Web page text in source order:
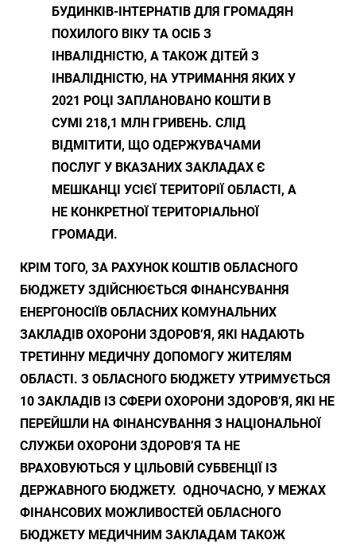
БУДИНКІВ-ІНТЕРНАТІВ ДЛЯ ГРОМАДЯН
ПОХИЛОГО ВІКУ ТА ОСІБ З
ІНВАЛІДНІСТЮ, А ТАКОЖ ДІТЕЙ З
ІНВАЛІДНІСТЮ, НА УТРИМАННЯ ЯКИХ У
2021 РОЦІ ЗАПЛАНОВАНО КОШТИ В
СУМІ 218,1 МЛН ГРИВЕНЬ. СЛІД
ВІДМІТИТИ, ЩО ОДЕРЖУВАЧАМИ
ПОСЛУГ У ВКАЗАНИХ ЗАКЛАДАХ Є
МЕШКАНЦІ УСІЄЇ ТЕРИТОРІЇ ОБЛАСТІ, А
НЕ КОНКРЕТНОЇ ТЕРИТОРІАЛЬНОЇ
ГРОМАДИ.
КРІМ ТОГО, ЗА РАХУНОК КОШТІВ ОБЛАСНОГО
БЮДЖЕТУ ЗДІЙСНЮЄТЬСЯ ФІНАНСУВАННЯ
ЕНЕРГОНОСІЇВ ОБЛАСНИХ КОМУНАЛЬНИХ
ЗАКЛАДІВ ОХОРОНИ ЗДОРОВ’Я, ЯКІ НАДАЮТЬ
ТРЕТИННУ МЕДИЧНУ ДОПОМОГУ ЖИТЕЛЯМ
ОБЛАСТІ. З ОБЛАСНОГО БЮДЖЕТУ УТРИМУЄТЬСЯ
10 ЗАКЛАДІВ ІЗ СФЕРИ ОХОРОНИ ЗДОРОВ’Я, ЯКІ НЕ
ПЕРЕЙШЛИ НА ФІНАНСУВАННЯ З НАЦІОНАЛЬНОЇ
СЛУЖБИ ОХОРОНИ ЗДОРОВ’Я ТА НЕ
ВРАХОВУЮТЬСЯ У ЦІЛЬОВІЙ СУБВЕНЦІЇ ІЗ
ДЕРЖАВНОГО БЮДЖЕТУ. ОДНОЧАСНО, У МЕЖАХ
ФІНАНСОВИХ МОЖЛИВОСТЕЙ ОБЛАСНОГО
БЮДЖЕТУ МЕДИЧНИМ ЗАКЛАДАМ ТАКОЖ